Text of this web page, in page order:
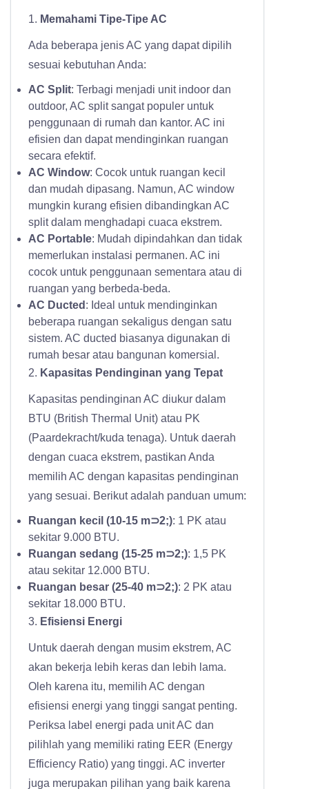
1. Memahami Tipe-Tipe AC
Ada beberapa jenis AC yang dapat dipilih
sesuai kebutuhan Anda:
AC Split: Terbagi menjadi unit indoor dan
outdoor, AC split sangat populer untuk
penggunaan di rumah dan kantor. AC ini
efisien dan dapat mendinginkan ruangan
secara efektif.
AC Window: Cocok untuk ruangan kecil
dan mudah dipasang. Namun, AC window
mungkin kurang efisien dibandingkan AC
split dalam menghadapi cuaca ekstrem.
AC Portable: Mudah dipindahkan dan tidak
memerlukan instalasi permanen. AC ini
cocok untuk penggunaan sementara atau di
ruangan yang berbeda-beda.
AC Ducted : Ideal untuk mendinginkan
beberapa ruangan sekaligus dengan satu
sistem. AC ducted biasanya digunakan di
rumah besar atau bangunan komersial.
2. Kapasitas Pendinginan yang Tepat
Kapasitas pendinginan AC diukur dalam
BTU (British Thermal Unit) atau PK
(Paardekracht/kuda tenaga). Untuk daerah
dengan cuaca ekstrem, pastikan Anda
memilih AC dengan kapasitas pendinginan
yang sesuai. Berikut adalah panduan umum:
Ruangan kecil (10-15 m⊃2;): 1 PK atau
sekitar 9.000 BTU.
Ruangan sedang (15-25 m⊃2;): 1,5 PK
atau sekitar 12.000 BTU.
Ruangan besar (25-40 m⊃2;): 2 PK atau
sekitar 18.000 BTU.
3. Efisiensi Energi
Untuk daerah dengan musim ekstrem, AC
akan bekerja lebih keras dan lebih lama.
Oleh karena itu, memilih AC dengan
efisiensi energi yang tinggi sangat penting.
Periksa label energi pada unit AC dan
pilihlah yang memiliki rating EER (Energy
Efficiency Ratio) yang tinggi. AC inverter
juga merupakan pilihan yang baik karena